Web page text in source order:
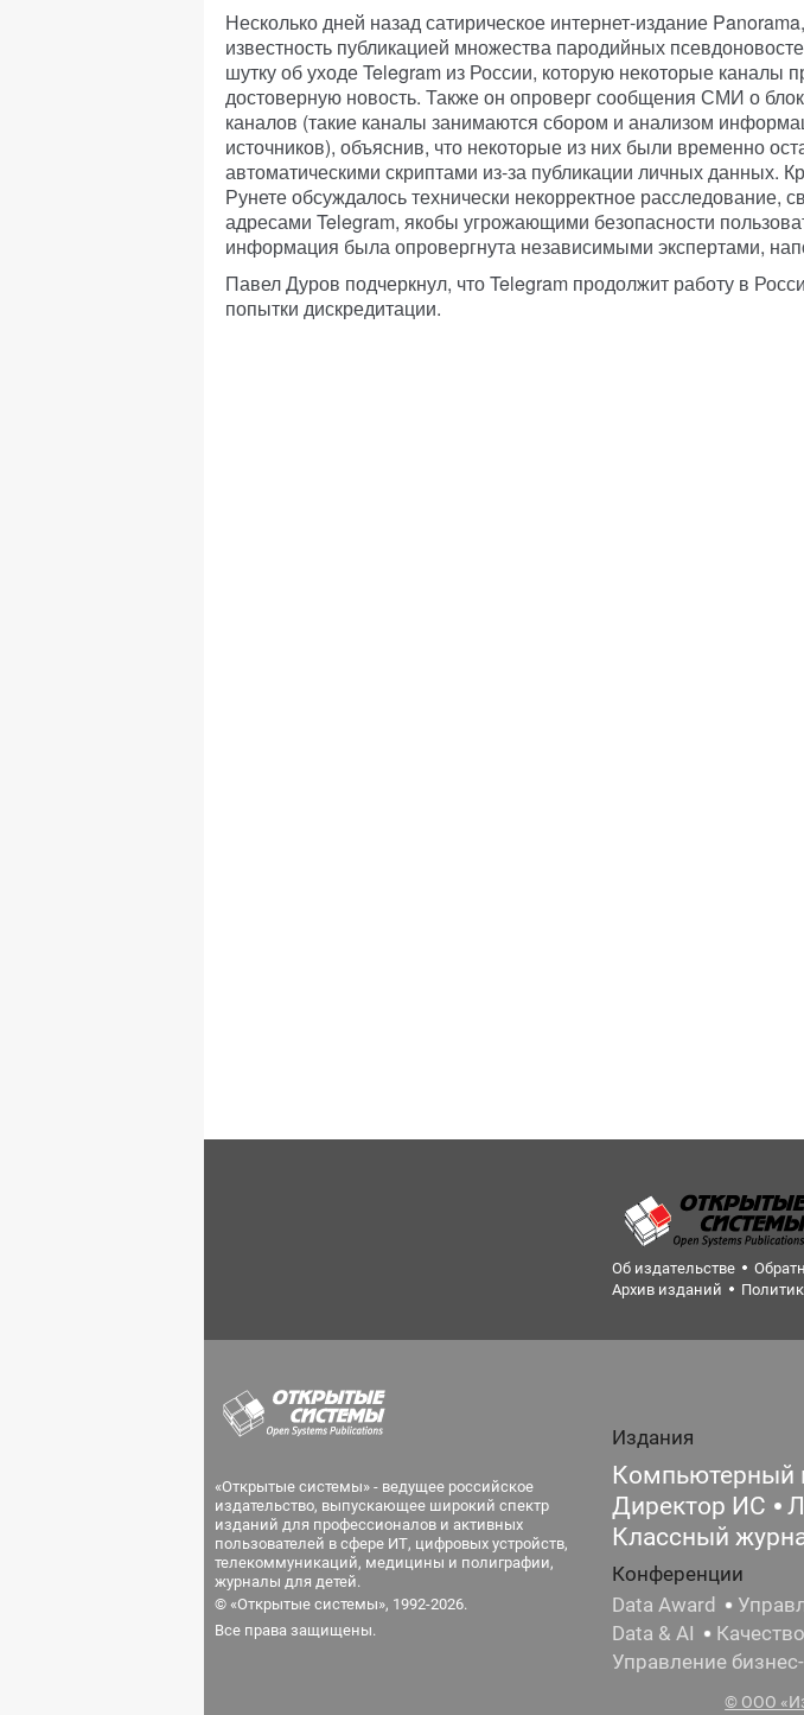
Несколько дней назад сатирическое интернет-издание
известность публикацией множества пародийных
шутку об уходе Telegram из России, которую некоторые каналы
достоверную новость. Также он опроверг сообщения СМИ о
каналов (такие каналы занимаются сбором и анализом
источников), объяснив, что некоторые из них были временно
автоматическими скриптами из-за публикации личных данных.
Рунете обсуждалось технически некорректное расследование,
адресами Telegram, якобы угрожающими безопасности
информация была опровергнута независимыми экспертами,
Павел Дуров подчеркнул, что Telegram продолжит работу в
попытки дискредитации.
Об издательстве
Архив изданий
«Открытые системы» - ведущее российское
издательство, выпускающее широкий спектр
изданий для профессионалов и активных
пользователей в сфере ИТ, цифровых устройств,
телекоммуникаций, медицины и полиграфии,
журналы для детей.
© «Открытые системы», 1992-2026.
Все права защищены.
Издания
Компьютерный
Директор ИС
Классный
Конференции
Data Award
Data & AI
Управление
© ООО